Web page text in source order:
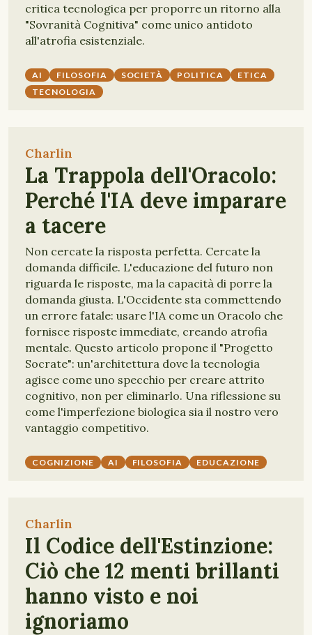
critica tecnologica per proporre un ritorno alla
"Sovranità Cognitiva" come unico antidoto
all'atrofia esistenziale.
AI FILOSOFIA SOCIETÀ POLITICA
ETICA
TECNOLOGIA
Charlin
La Trappola dell'Oracolo:
Perché l'IA deve imparare
a tacere
Non cercate la risposta perfetta. Cercate la
domanda difficile. L'educazione del futuro non
riguarda le risposte, ma la capacità di porre la
domanda giusta. L'Occidente sta commettendo
un errore fatale: usare l'IA come un Oracolo che
fornisce risposte immediate, creando atrofia
mentale. Questo articolo propone il "Progetto
Socrate": un'architettura dove la tecnologia
agisce come uno specchio per creare attrito
cognitivo, non per eliminarlo. Una riflessione su
come l'imperfezione biologica sia il nostro vero
vantaggio competitivo.
COGNIZIONE AI FILOSOFIA EDUCAZIONE
Charlin
Il Codice dell'Estinzione:
Ciò che 12 menti brillanti
hanno visto e noi
ignoriamo